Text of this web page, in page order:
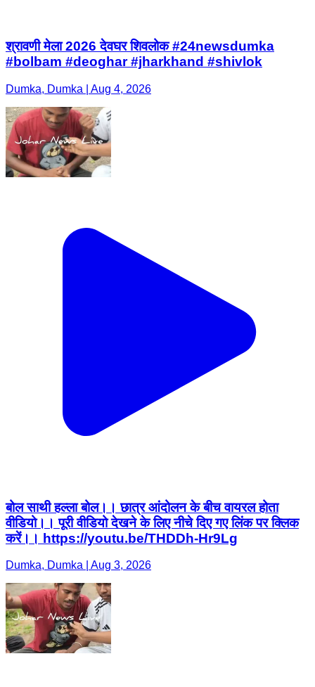
श्रावणी मेला 2026 देवघर शिवलोक #24newsdumka
#bolbam #deoghar #jharkhand #shivlok
Dumka, Dumka | Aug 4, 2026
बोल साथी हल्ला बोल।। छात्र आंदोलन के बीच वायरल होता
वीडियो।। पूरी वीडियो देखने के लिए नीचे दिए गए लिंक पर क्लिक
करें।। https://youtu.be/THDDh-Hr9Lg
Dumka, Dumka | Aug 3, 2026